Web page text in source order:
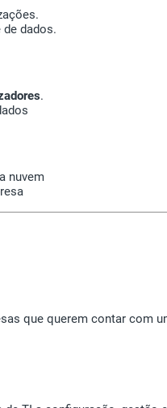
dados.
.
nuvem
que querem contar com